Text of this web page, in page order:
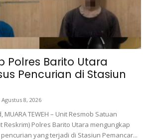
Polres Barito Utara
Pencurian di Stasiun
Agustus 8, 2026
TEWEH – Unit Resmob Satuan
Reskrim) Polres Barito Utara mengungkap
yang terjadi di Stasiun Pemancar...